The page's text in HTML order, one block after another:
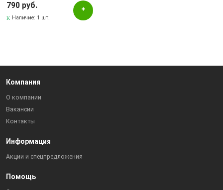
790 руб.
Наличие: 1 шт.
Компания
О компании
Вакансии
Контакты
Информация
Акции и спецпредложения
Помощь